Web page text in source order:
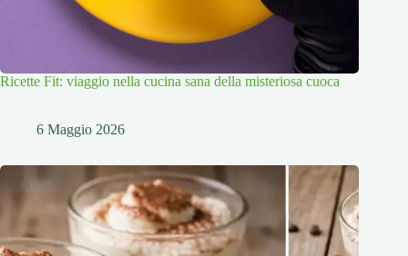
Ricette Fit: viaggio nella cucina sana della misteriosa cuoca
6 Maggio 2026